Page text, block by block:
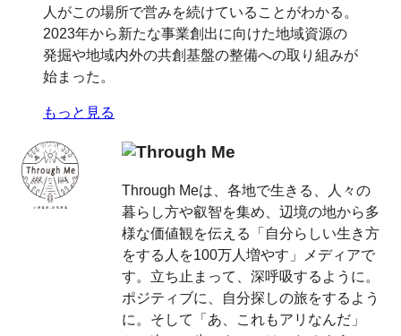
人がこの場所で営みを続けていることがわかる。
2023年から新たな事業創出に向けた地域資源の
発掘や地域内外の共創基盤の整備への取り組みが
始まった。
もっと見る
Through Meは、各地で生きる、人々の
暮らし方や叡智を集め、辺境の地から多
様な価値観を伝える「自分らしい生き方
をする人を100万人増やす」メディアで
す。立ち止まって、深呼吸するように。
ポジティブに、自分探しの旅をするよう
に。そして「あ、これもアリなんだ」